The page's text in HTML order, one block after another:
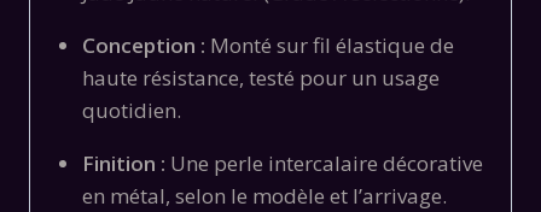
Conception : Monté sur fil élastique de
haute résistance, testé pour un usage
quotidien.
Finition : Une perle intercalaire décorative
en métal, selon le modèle et l’arrivage.